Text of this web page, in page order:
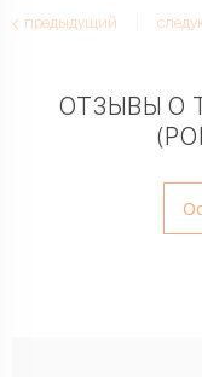
предыдущий
ОТЗЫВЫ О